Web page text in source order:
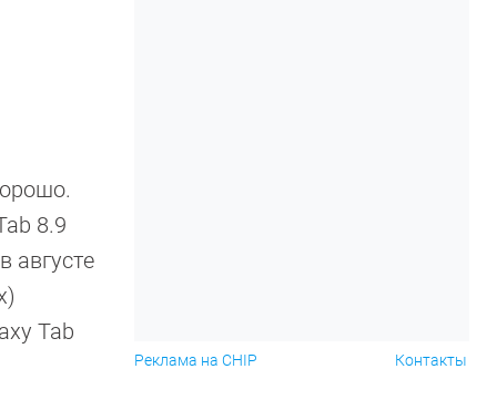
8.9
августе
Tab
Реклама на CHIP Контакты